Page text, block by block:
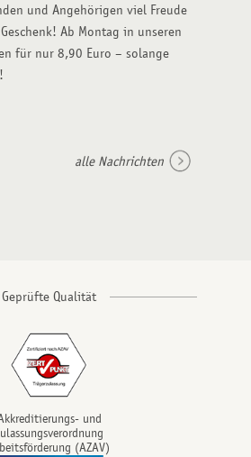
und Angehörigen viel Freude
Ab Montag in unseren
für nur 8,90 Euro – solange
alle Nachrichten
und
(AZAV)